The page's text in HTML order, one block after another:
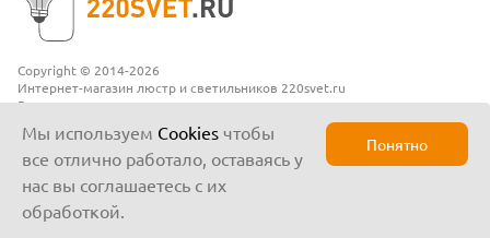
Copyright © 2014-2026
Интернет-магазин люстр и светильников 220svet.ru
Все права защищены
Мы используем Cookies чтобы
все отлично работало, оставаясь у
нас вы соглашаетесь с их
обработкой.
Понятно